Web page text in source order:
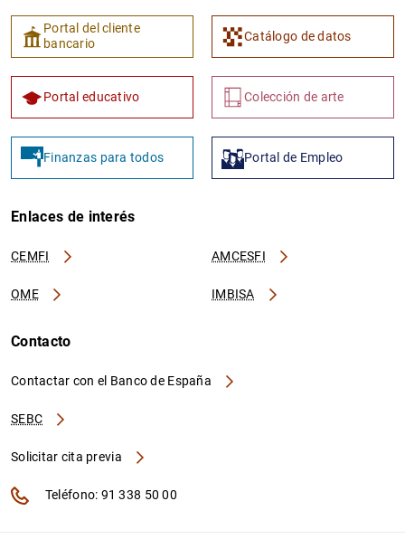
Portal del cliente
bancario
Catálogo de datos
Portal educativo Colección de arte
Finanzas para todos Portal de Empleo
Enlaces de interés
CEMFI AMCESFI
OME IMBISA
Contacto
Contactar con el Banco de España
SEBC
Solicitar cita previa
Teléfono: 91 338 50 00